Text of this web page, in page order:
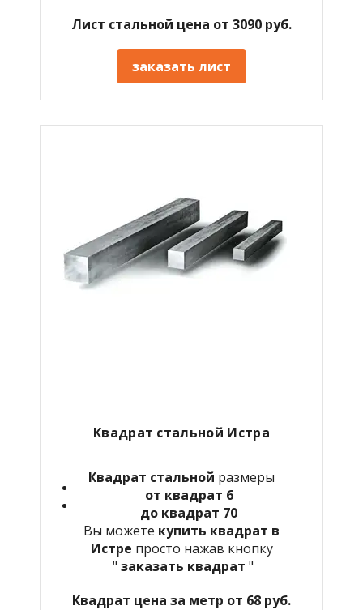
Лист стальной цена от 3090 руб.
заказать лист
Квадрат стальной Истра
Квадрат стальной размеры
от квадрат 6
до квадрат 70
Вы можете купить квадрат в
Истре просто нажав кнопку
" заказать квадрат "
Квадрат цена за метр от 68 руб.